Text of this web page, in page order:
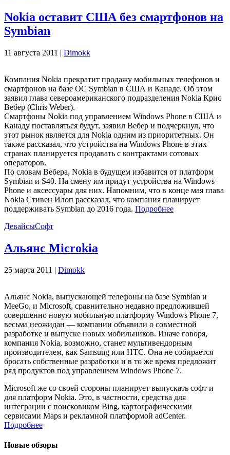
Nokia оставит США без смартфонов на
Symbian
11 августа 2011 | Dimokk
Компания Nokia прекратит продажу мобильных телефонов и
смартфонов на базе ОС Symbian в США и Канаде. Об этом
заявил глава североамериканского подразделения Nokia Крис
Вебер (Chris Weber).
Смартфоны Nokia под управлением Windows Phone в США и
Канаду поставляться будут, заявил Вебер и подчеркнул, что
этот рынок является для Nokia одним из приоритетных. Он
также рассказал, что устройства на Windows Phone в этих
странах планируется продавать с контрактами сотовых
операторов.
По словам Вебера, Nokia в будущем избавится от платформ
Symbian и S40. На смену им придут устройства на Windows
Phone и аксессуары для них. Напомним, что в конце мая глава
Nokia Стивен Илоп рассказал, что компания планирует
поддерживать Symbian до 2016 года. Подробнее
ДевайсыСофт
Альянс Microkia
25 марта 2011 | Dimokk
Альянс Nokia, выпускающей телефоны на базе Symbian и
MeeGo, и Microsoft, сравнительно недавно предложившей
совершенно новую мобильную платформу Windows Phone 7,
весьма неожидан — компании объявили о совместной
разработке и выпуске новых мобильников. Иначе говоря,
компания Nokia, возможно, станет мультивендорным
производителем, как Samsung или НТС. Она не собирается
бросать собственные разработки и в то же время предложит
ряд продуктов под управлением Windows Phone 7.
Microsoft же со своей стороны планирует выпускать софт и
для платформ Nokia. Это, в частности, средства для
интеграции с поисковиком Bing, картографическими
сервисами Maps и рекламной платформой adСenter.
Подробнее
Новые обзоры